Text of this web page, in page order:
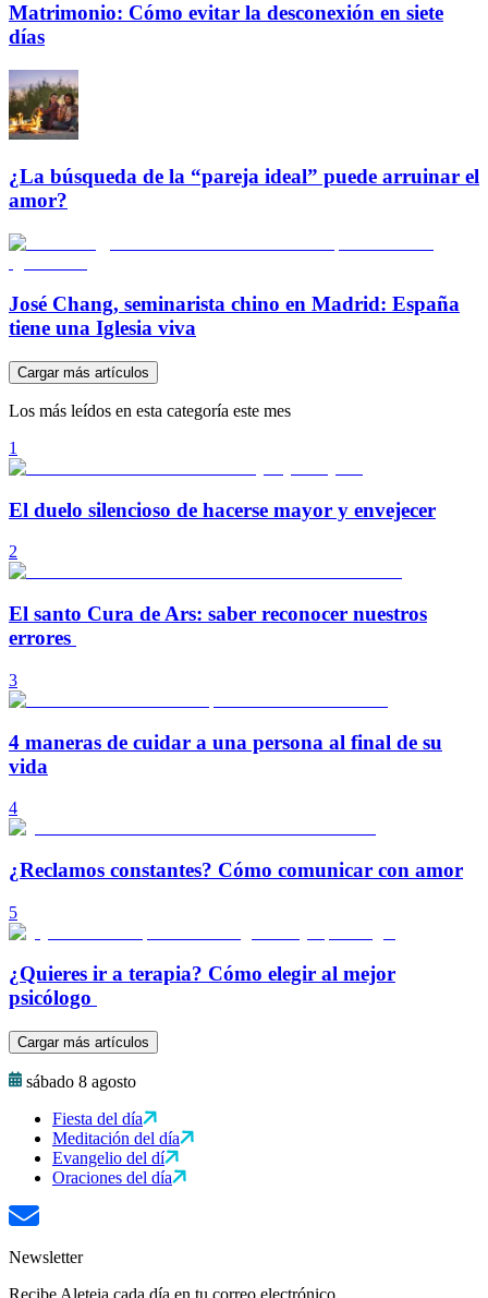
Matrimonio: Cómo evitar la desconexión en siete
días
¿La búsqueda de la “pareja ideal” puede arruinar el
amor?
José Chang, seminarista chino en Madrid: España
tiene una Iglesia viva
Cargar más artículos
Los más leídos en esta categoría este mes
1
El duelo silencioso de hacerse mayor y envejecer
2
El santo Cura de Ars: saber reconocer nuestros
errores
3
4 maneras de cuidar a una persona al final de su
vida
4
¿Reclamos constantes? Cómo comunicar con amor
5
¿Quieres ir a terapia? Cómo elegir al mejor
psicólogo
Cargar más artículos
sábado 8 agosto
Fiesta del día
Meditación del día
Evangelio del dí
Oraciones del día
Newsletter